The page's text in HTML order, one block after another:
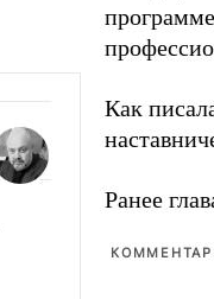
Как
Ранее